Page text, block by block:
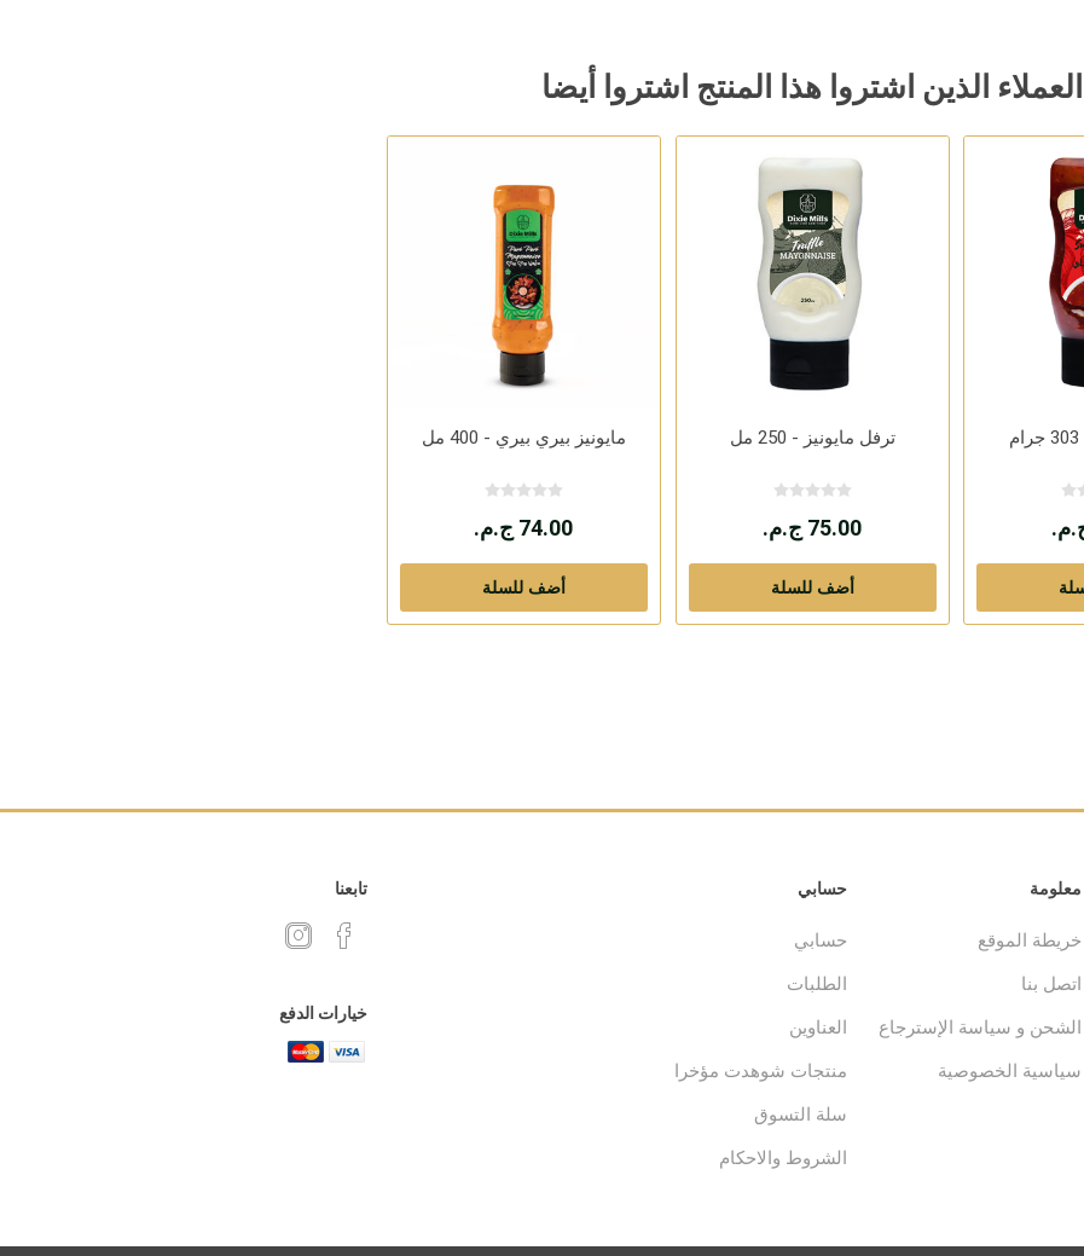
العملاء الذين اشتروا هذا المنتج اشتروا أيضا
ترفل مايونيز - 250 مل
75.00 ج.م.
مايونيز بيري بيري - 400 مل
74.00 ج.م.
معلومة
خريطة الموقع
اتصل بنا
الشحن و سياسة الإسترجاع
سياسية الخصوصية
حسابي
حسابي
الطلبات
العناوين
منتجات شوهدت مؤخرا
سلة التسوق
الشروط والاحكام
تابعنا
خيارات الدفع